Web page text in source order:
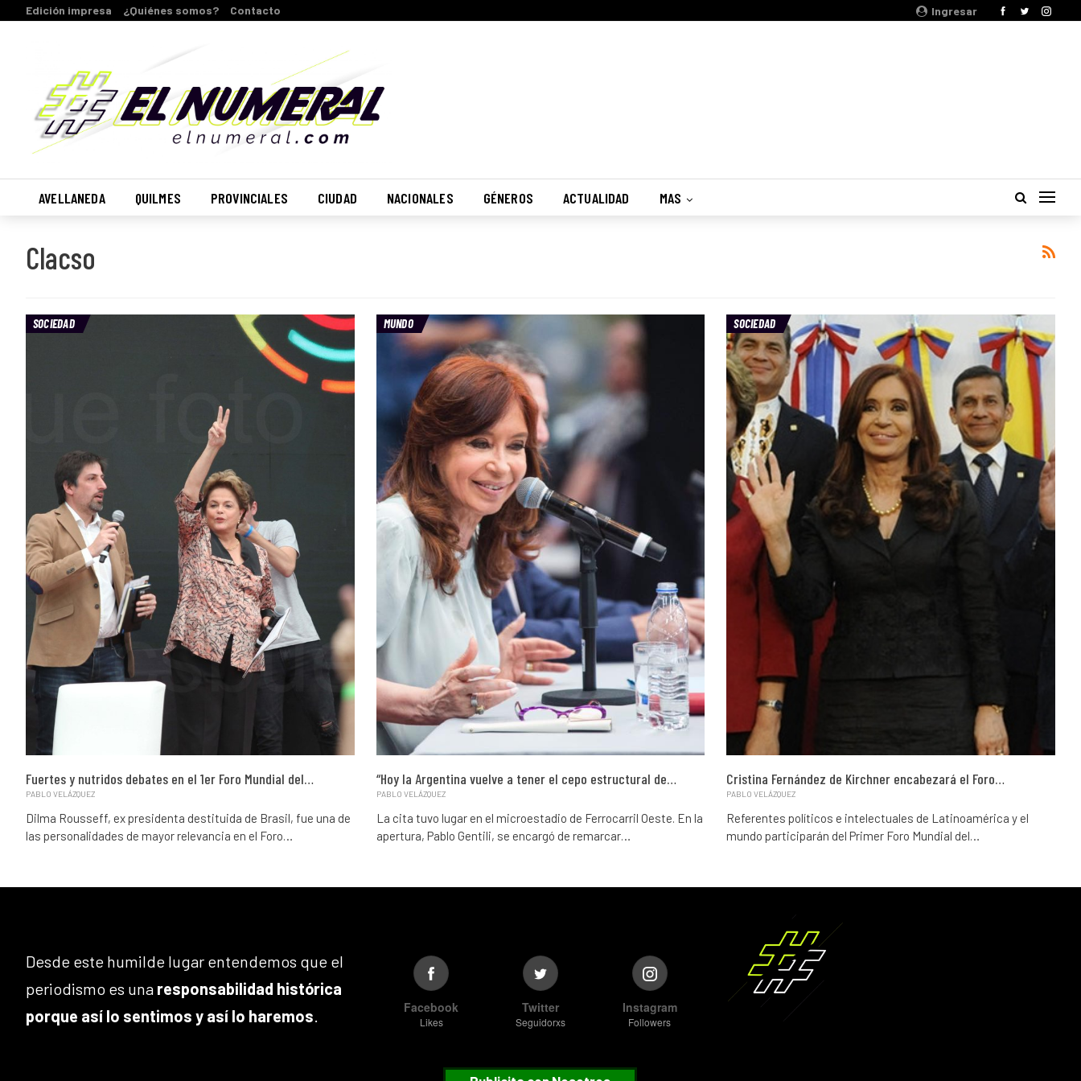
Ingresar
Edición impresa ¿Quiénes somos? Contacto
AVELLANEDA QUILMES PROVINCIALES CIUDAD NACIONALES GÉNEROS ACTUALIDAD MAS
Clacso
SOCIEDAD
Fuertes y nutridos debates en el 1er Foro Mundial del…
PABLO VELÁZQUEZ
Dilma Rousseff, ex presidenta destituida de Brasil, fue una de
las personalidades de mayor relevancia en el Foro…
MUNDO
“Hoy la Argentina vuelve a tener el cepo estructural de…
PABLO VELÁZQUEZ
La cita tuvo lugar en el microestadio de Ferrocarril Oeste. En la
apertura, Pablo Gentili, se encargó de remarcar…
SOCIEDAD
Cristina Fernández de Kirchner encabezará el Foro…
PABLO VELÁZQUEZ
Referentes políticos e intelectuales de Latinoamérica y el
mundo participarán del Primer Foro Mundial del…
Desde este humilde lugar entendemos que el
periodismo es una responsabilidad histórica
porque así lo sentimos y así lo haremos
Facebook
Likes
Twitter
Seguidorxs
Instagram
Followers